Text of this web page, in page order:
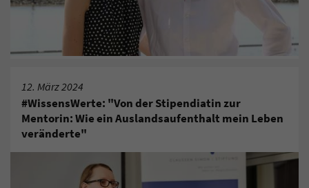
12. März 2024
#WissensWerte: "Von der Stipendiatin zur
Mentorin: Wie ein Auslandsaufenthalt mein Leben
veränderte"